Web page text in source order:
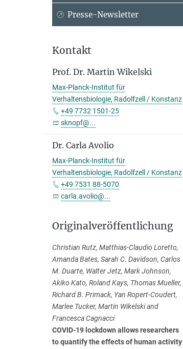
Presse-Newsletter
Kontakt
Prof. Dr. Martin Wikelski
Max-Planck-Institut für
Verhaltensbiologie, Radolfzell / Konstanz
+49 7732 1501-25
sknopf@...
Dr. Carla Avolio
Max-Planck-Institut für
Verhaltensbiologie, Radolfzell / Konstanz
+49 7531 88-5070
carla.avolio@...
Originalveröffentlichung
Christian Rutz, Matthias-Claudio Loretto,
Amanda Bates, Sarah C. Davidson, Carlos
M. Duarte, Walter Jetz, Mark Johnson,
Akiko Kato, Roland Kays, Thomas Mueller,
Richard B. Primack, Yan Ropert-Coudert,
Marlee Tucker, Martin Wikelski and
Francesca Cagnacci
COVID-19 lockdown allows researchers
to quantify the effects of human activity